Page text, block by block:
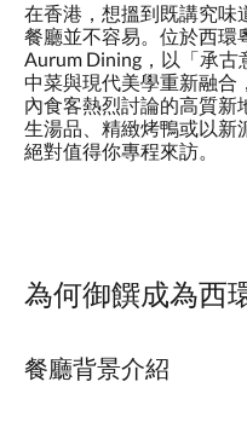
在香港，想搵到既講究味
餐廳並不容易。位於西環
Aurum Dining，以「承
中菜與現代美學重新融合
內食客熱烈討論的高質新
生湯品、精緻烤鴨或以
絕對值得你專程來訪。
為何御饌成為西
餐廳背景介紹